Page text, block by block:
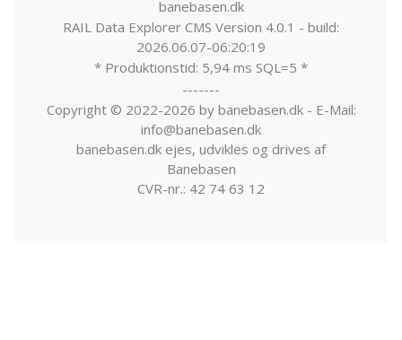
banebasen.dk
RAIL Data Explorer CMS Version 4.0.1 - build:
2026.06.07-06:20:19
* Produktionstid: 5,94 ms SQL=5 *
-------
Copyright © 2022-2026 by banebasen.dk - E-Mail:
info@banebasen.dk
banebasen.dk ejes, udvikles og drives af
Banebasen
CVR-nr.: 42 74 63 12